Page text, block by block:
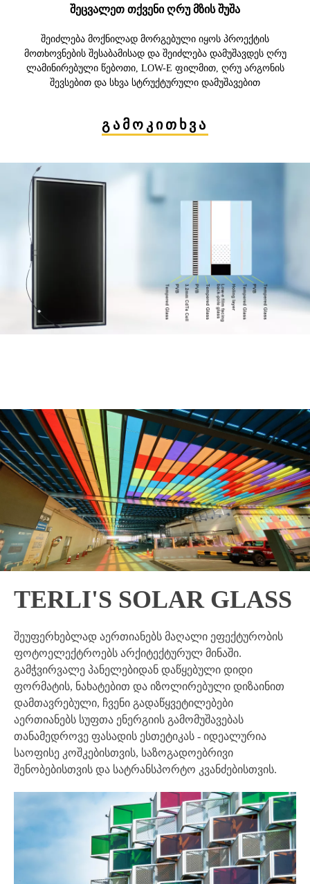
შეცვალეთ თქვენი ღრუ მზის შუშა
შეიძლება მოქნილად მორგებული იყოს პროექტის
მოთხოვნების შესაბამისად და შეიძლება დამუშავდეს ღრუ
ლამინირებული წებოთი, LOW-E ფილმით, ღრუ არგონის
შევსებით და სხვა სტრუქტურული დამუშავებით
გამოკითხვა
TERLI'S SOLAR GLASS
შეუფერხებლად აერთიანებს მაღალი ეფექტურობის
ფოტოელექტროებს არქიტექტურულ მინაში.
გამჭვირვალე პანელებიდან დაწყებული დიდი
ფორმატის, ნახატებით და იზოლირებული დიზაინით
დამთავრებული, ჩვენი გადაწყვეტილებები
აერთიანებს სუფთა ენერგიის გამომუშავებას
თანამედროვე ფასადის ესთეტიკას - იდეალურია
საოფისე კოშკებისთვის, საზოგადოებრივი
შენობებისთვის და სატრანსპორტო კვანძებისთვის.